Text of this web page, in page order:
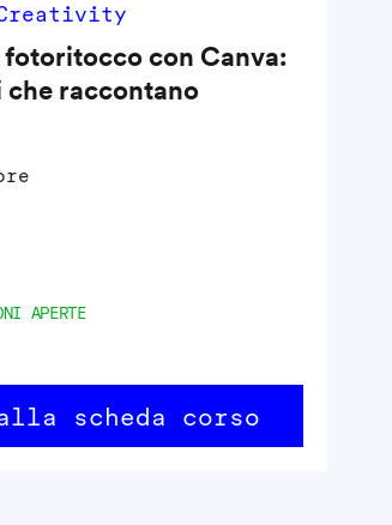
fotoritocco con Canva:
che raccontano
APERTE
scheda corso